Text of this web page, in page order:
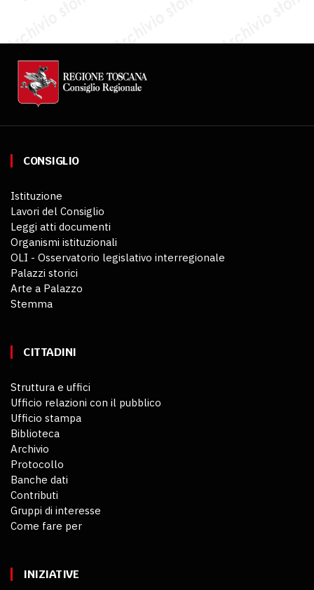
CONSIGLIO
Istituzione
Lavori del Consiglio
Leggi atti documenti
Organismi istituzionali
OLI - Osservatorio legislativo interregionale
Palazzi storici
Arte a Palazzo
Stemma
CITTADINI
Struttura e uffici
Ufficio relazioni con il pubblico
Ufficio stampa
Biblioteca
Archivio
Protocollo
Banche dati
Contributi
Gruppi di interesse
Come fare per
INIZIATIVE